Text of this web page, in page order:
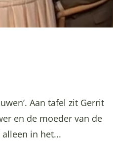
Aan tafel zit Gerrit
en de moeder van de
in het...